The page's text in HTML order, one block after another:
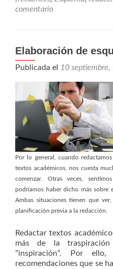
comentario
Elaboración de
Publicada el 10
Por lo general, cuando
textos académicos, nos cuesta
comenzar. Otras veces,
podríamos haber dicho más sobre
Ambas situaciones tienen que
planificación previa a la redacción.
Redactar textos
más de la
“inspiración”. Por
recomendaciones que se